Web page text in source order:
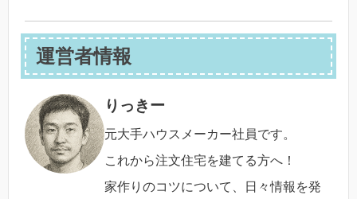
運営者情報
りっきー
元大手ハウスメーカー社員です。
これから注文住宅を建てる方へ！
家作りのコツについて、日々情報を発